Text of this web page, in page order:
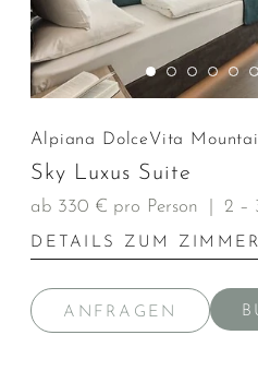
Alpiana DolceVita
Sky Luxus Suite
ab 330 € pro Person 2 –
DETAILS ZUM ZIMMER
ANFRAGEN